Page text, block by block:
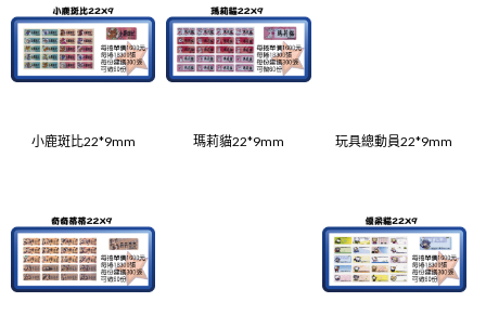
小鹿斑比22*9mm 瑪莉貓22*9mm 玩具總動員22*9mm